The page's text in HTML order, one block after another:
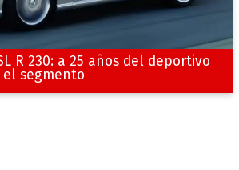
R 230: a 25 años del deportivo
segmento